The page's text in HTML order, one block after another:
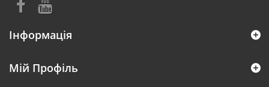
Інформація
Мій Профіль